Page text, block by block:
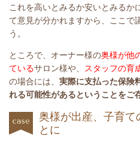
これを高いとみるか安いとみるか
て意見が分かれますから、ここで
う。
ところで、オーナー様の奥様が他
ているサロン様や、 スタッフの育
の場合には、 実際に支払った保険
れる可能性があるということをご
奥様が出産、子育て
とに